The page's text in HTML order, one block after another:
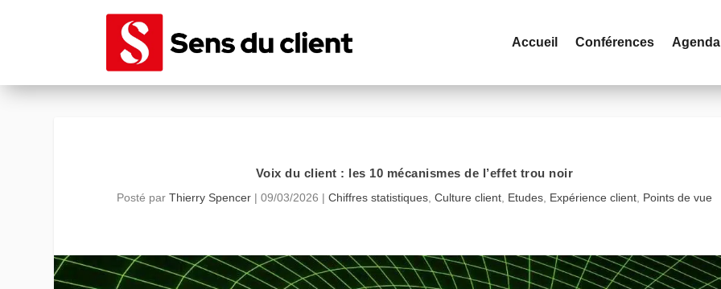
Accueil Conférences Agenda
Voix du client : les 10 mécanismes de l’effet trou noir
Posté par Thierry Spencer| 09/03/2026 | Chiffres statistiques, Culture client, Etudes, Expérience client, Points de vue